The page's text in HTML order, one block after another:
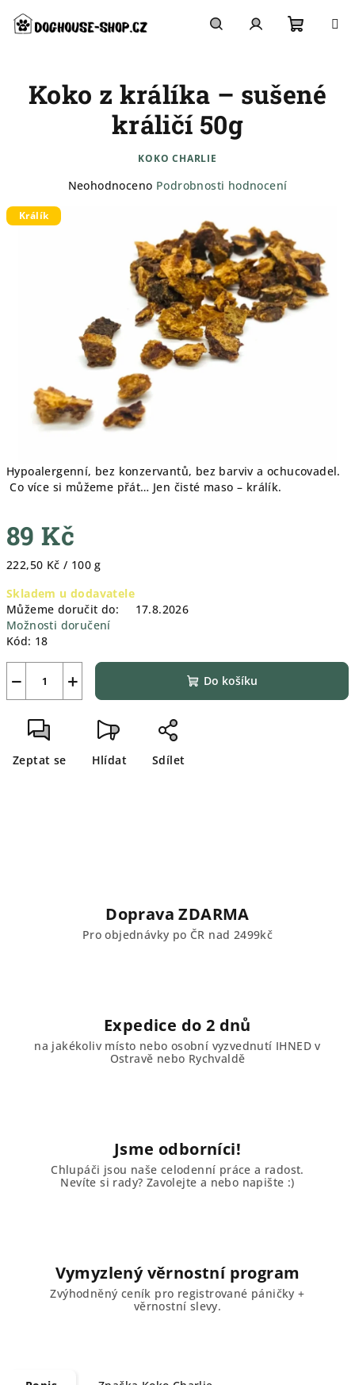
obsah
košík
Hypoalergenní, bez konzervantů, bez barviv a ochucovadel.
Co více si můžeme přát… Jen čisté maso – králík.
89 Kč
Měrná
222,50 Kč / 100 g
Skladem u dodavatele
Můžeme doručit do:
17.8.2026
Možnosti doručení
Kód: 18
+
− Do košíku
Zeptat se Hlídat Sdílet
Koko z králíka – sušené
králičí 50g
KOKO CHARLIE
Průměrné
Neohodnoceno Podrobnosti hodnocení
Králík
Doprava ZDARMA
Pro objednávky po ČR nad 2499kč
Expedice do 2 dnů
na jakékoliv místo nebo osobní vyzvednutí IHNED v
Ostravě nebo Rychvaldě
Jsme odborníci!
Chlupáči jsou naše celodenní práce a radost.
Nevíte si rady? Zavolejte a nebo napište :)
Vymyzlený věrnostní program
Zvýhodněný ceník pro registrované páničky +
věrnostní slevy.